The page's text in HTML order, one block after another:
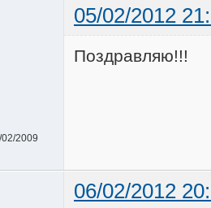
05/02/2012
2009
Поздравляю!!!
06/02/2012